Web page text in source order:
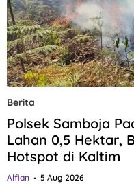
Berita
Polsek Samboja
Lahan 0,5 Hektar,
Hotspot di Kaltim
Alfian 5 Aug 2026